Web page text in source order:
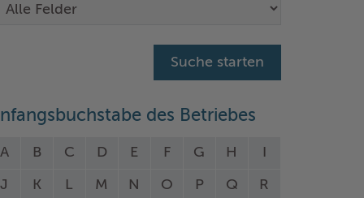
des Betriebes
A B C D E F G H
J K L M N O P Q R